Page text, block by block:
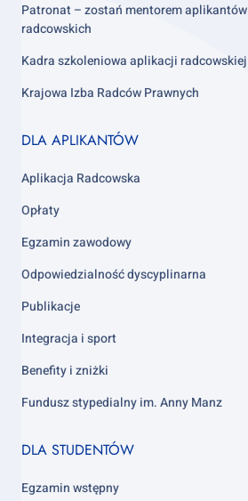
Patronat – zostań mentorem aplikantów
radcowskich
Kadra szkoleniowa aplikacji radcowskiej
Krajowa Izba Radców Prawnych
Footer
3
DLA APLIKANTÓW
Aplikacja Radcowska
Opłaty
Egzamin zawodowy
Odpowiedzialność dyscyplinarna
Publikacje
Integracja i sport
Benefity i zniżki
Fundusz stypedialny im. Anny Manz
Footer
4
DLA STUDENTÓW
Egzamin wstępny